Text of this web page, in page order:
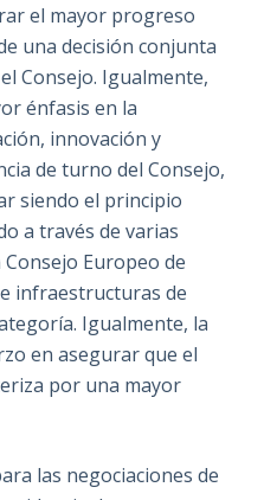
el mayor progreso
una decisión conjunta
Consejo. Igualmente,
énfasis en la
innovación y
de turno del Consejo,
siendo el principio
a través de varias
Europeo de
infraestructuras de
Igualmente, la
en asegurar que el
por una mayor
las negociaciones de